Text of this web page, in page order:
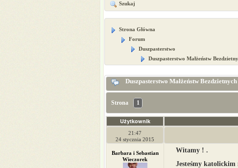
Szukaj
Strona Główna
Forum
Duszpasterstwo
Duszpasterstwo Małżeństw
Duszpasterstwo Małżeństw
Strona 1
Użytkownik
21:47
24 stycznia 2015
Barbara i Sebastian
Wieczorek
Witamy ! .
Jesteśmy katolickim